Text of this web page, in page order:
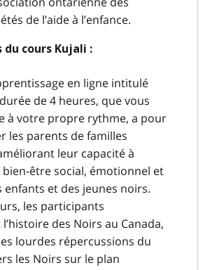
de l’aide à l’enfance.
du cours Kujali :
en ligne intitulé
de 4 heures, que vous
à votre propre rythme, a pour
les parents de familles
leur capacité à
bien-être social, émotionnel et
enfants et des jeunes noirs.
les participants
des Noirs au Canada,
lourdes répercussions du
les Noirs sur le plan